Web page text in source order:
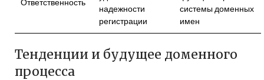
Ответственность
надежности
регистрации
системы доменных
имен
Тенденции и будущее доменного
процесса